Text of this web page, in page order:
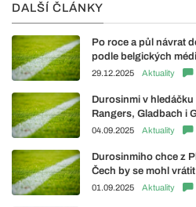
DALŠÍ ČLÁNKY
Po roce a půl návrat
podle belgických
29.12.2025 Aktuality
Durosinmi v
Rangers, Gladbach i
04.09.2025 Aktuality
Durosinmiho chce z
Čech by se mohl
01.09.2025 Aktuality